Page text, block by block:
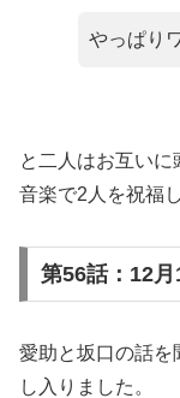
やっぱり
と二人はお互い
音楽で2人を祝福
第56話：12月
愛助と坂口の話を
し入りました。